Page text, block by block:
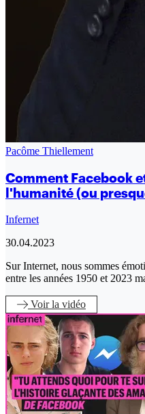
Pacôme Thiellement
Comment Facebook
l'humanité (ou
Infernet
30.04.2023
Sur Internet, nous sommes
entre les années 1950 et 2023
Voirla vidéo